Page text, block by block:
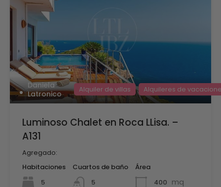
Daniela
Latronico
Alquiler de villas Alquileres de
Luminoso Chalet en Roca LLisa. –
A131
Agregado:
Habitaciones
5
Cuartos de baño
5
Área
400 mq